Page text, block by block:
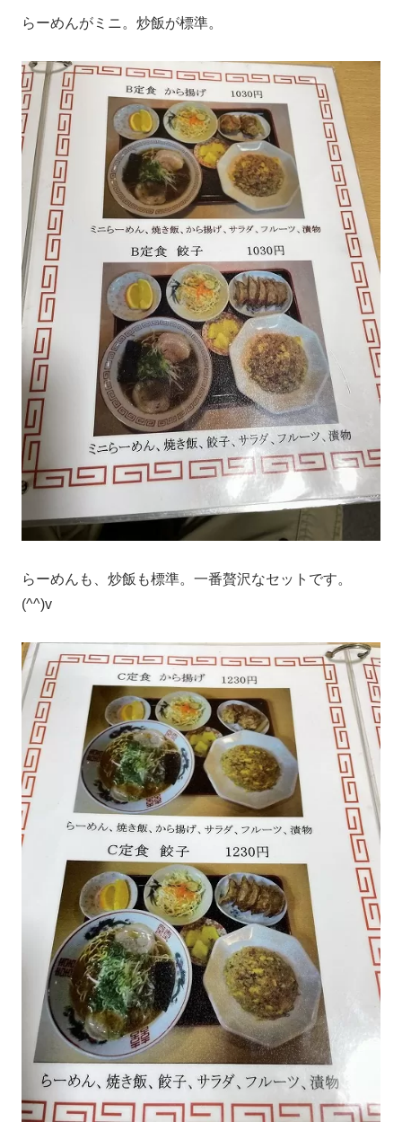
らーめんがミニ。炒飯が標準。
らーめんも、炒飯も標準。一番贅沢なセットです。
(^^)v